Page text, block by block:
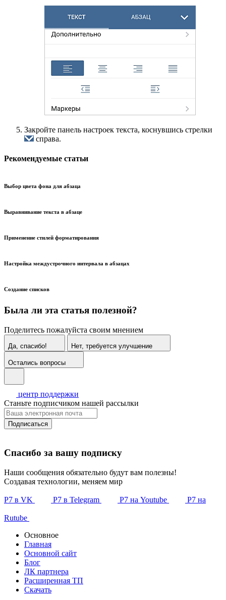
Закройте панель настроек текста, коснувшись стрелки
справа.
Рекомендуемые статьи
Выбор цвета фона для абзаца
Выравнивание текста в абзаце
Применение стилей форматирования
Настройка междустрочного интервала в абзацах
Создание списков
Была ли эта статья полезной?
Поделитесь пожалуйста своим мнением
Да, спасибо! Нет, требуется улучшение
Остались вопросы
центр поддержки
Станьте подписчиком нашей рассылки
Подписаться
Спасибо за вашу подписку
Наши сообщения обязательно будут вам полезны!
Создавая технологии, меняем мир
Р7 в VK Р7 в Telegram Р7 на Youtube Р7 на
Rutube
Основное
Главная
Основной сайт
Блог
ЛК партнера
Расширенная ТП
Скачать